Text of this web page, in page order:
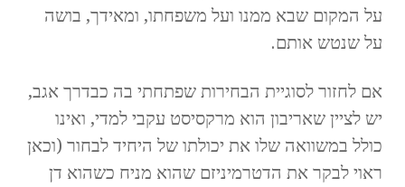
על המקום שבא ממנו ועל משפחתו, ומאידך, בושה
על שנטש אותם.
אם לחזור לסוגיית הבחירות שפתחתי בה כבדרך אגב,
יש לציין שאריבון הוא מרקסיסט עקבי למדי, ואינו
כולל במשוואה שלו את יכולתו של היחיד לבחור (וכאן
ראוי לבקר את הדטרמיניזם שהוא מניח כשהוא דן